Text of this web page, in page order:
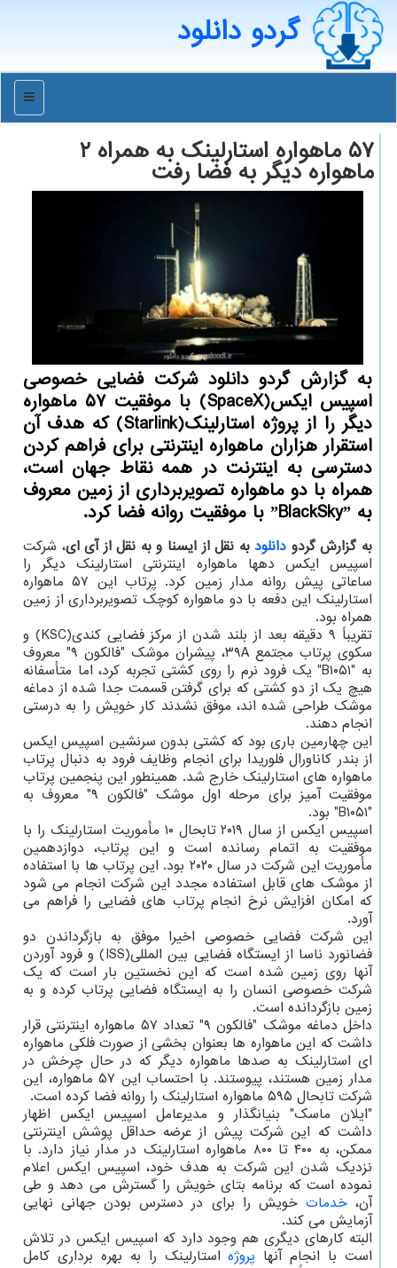
گردو دانلود
منو
۵۷ ماهواره استارلینك به همراه ۲
ماهواره دیگر به فضا رفت
به گزارش گردو دانلود شركت فضایی خصوصی
اسپیس ایكس(SpaceX) با موفقیت ۵۷ ماهواره
دیگر را از پروژه استارلینك(Starlink) كه هدف آن
استقرار هزاران ماهواره اینترنتی برای فراهم كردن
دسترسی به اینترنت در همه نقاط جهان است،
همراه با دو ماهواره تصویربرداری از زمین معروف
به ˮBlackSkyˮ با موفقیت روانه فضا كرد.
به گزارش گردو دانلودبه نقل از ایسنا و به نقل از آی ای، شرکت
اسپیس ایکس دهها ماهواره اینترنتی استارلینک دیگر را
ساعاتی پیش روانه مدار زمین کرد. پرتاب این ۵۷ ماهواره
استارلینک این دفعه با دو ماهواره کوچک تصویربرداری از زمین
همراه بود.
تقریباً ۹ دقیقه بعد از بلند شدن از مرکز فضایی کندی(KSC) و
سکوی پرتاب مجتمع ۳۹A، پیشران موشک "فالکون ۹" معروف
به "B۱۰۵۱" یک فرود نرم را روی کشتی تجربه کرد، اما متأسفانه
هیچ یک از دو کشتی که برای گرفتن قسمت جدا شده از دماغه
موشک طراحی شده اند، موفق نشدند کار خویش را به درستی
انجام دهند.
این چهارمین باری بود که کشتی بدون سرنشین اسپیس ایکس
از بندر کاناورال فلوریدا برای انجام وظایف فرود به دنبال پرتاب
ماهواره های استارلینک خارج شد. همینطور این پنجمین پرتاب
موفقیت آمیز برای مرحله اول موشک "فالکون ۹" معروف به
"B۱۰۵۱" بود.
اسپیس ایکس از سال ۲۰۱۹ تابحال ۱۰ مأموریت استارلینک را با
موفقیت به اتمام رسانده است و این پرتاب، دوازدهمین
مأموریت این شرکت در سال ۲۰۲۰ بود. این پرتاب ها با استفاده
از موشک های قابل استفاده مجدد این شرکت انجام می شود
که امکان افزایش نرخ انجام پرتاب های فضایی را فراهم می
آورد.
این شرکت فضایی خصوصی اخیرا موفق به بازگرداندن دو
فضانورد ناسا از ایستگاه فضایی بین المللی(ISS) و فرود آوردن
آنها روی زمین شده است که این نخستین بار است که یک
شرکت خصوصی انسان را به ایستگاه فضایی پرتاب کرده و به
زمین بازگردانده است.
داخل دماغه موشک "فالکون ۹" تعداد ۵۷ ماهواره اینترنتی قرار
داشت که این ماهواره ها بعنوان بخشی از صورت فلکی ماهواره
ای استارلینک به صدها ماهواره دیگر که در حال چرخش در
مدار زمین هستند، پیوستند. با احتساب این ۵۷ ماهواره، این
شرکت تابحال ۵۹۵ ماهواره استارلینک را روانه فضا کرده است.
"ایلان ماسک" بنیانگذار و مدیرعامل اسپیس ایکس اظهار
داشت که این شرکت پیش از عرضه حداقل پوشش اینترنتی
ممکن، به ۴۰۰ تا ۸۰۰ ماهواره استارلینک در مدار نیاز دارد. با
نزدیک شدن این شرکت به هدف خود، اسپیس ایکس اعلام
نموده است که برنامه بتای خویش را گسترش می دهد و طی
آن،خدمات خویش را برای در دسترس بودن جهانی نهایی
آزمایش می کند.
البته کارهای دیگری هم وجود دارد که اسپیس ایکس در تلاش
است با انجام آنها پروژهاستارلینک را به بهره برداری کامل